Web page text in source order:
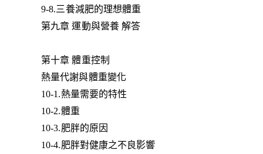
9-8.三養減肥的理想體重
第九章 運動與營養 解答
第十章 體重控制
熱量代謝與體重變化
10-1.熱量需要的特性
10-2.體重
10-3.肥胖的原因
10-4.肥胖對健康之不良影響